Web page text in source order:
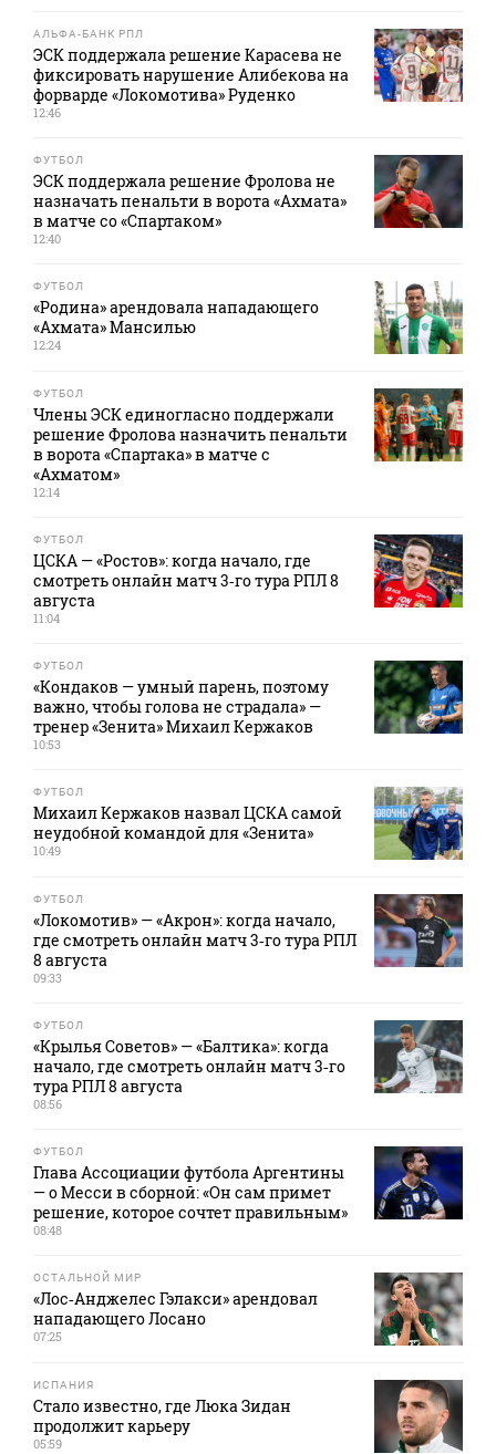
АЛЬФА-БАНК РПЛ
ЭСК поддержала решение Карасева не
фиксировать нарушение Алибекова на
форварде «Локомотива» Руденко
12:46
ФУТБОЛ
ЭСК поддержала решение Фролова не
назначать пенальти в ворота «Ахмата»
в матче со «Спартаком»
12:40
ФУТБОЛ
«Родина» арендовала нападающего
«Ахмата» Мансилью
12:24
ФУТБОЛ
Члены ЭСК единогласно поддержали
решение Фролова назначить пенальти
в ворота «Спартака» в матче с
«Ахматом»
12:14
ФУТБОЛ
ЦСКА — «Ростов»: когда начало, где
смотреть онлайн матч 3‑го тура РПЛ 8
августа
11:04
ФУТБОЛ
«Кондаков — умный парень, поэтому
важно, чтобы голова не страдала» —
тренер «Зенита» Михаил Кержаков
10:53
ФУТБОЛ
Михаил Кержаков назвал ЦСКА самой
неудобной командой для «Зенита»
10:49
ФУТБОЛ
«Локомотив» — «Акрон»: когда начало,
где смотреть онлайн матч 3‑го тура РПЛ
8 августа
09:33
ФУТБОЛ
«Крылья Советов» — «Балтика»: когда
начало, где смотреть онлайн матч 3‑го
тура РПЛ 8 августа
08:56
ФУТБОЛ
Глава Ассоциации футбола Аргентины
— о Месси в сборной: «Он сам примет
решение, которое сочтет правильным»
08:48
ОСТАЛЬНОЙ МИР
«Лос‑Анджелес Гэлакси» арендовал
нападающего Лосано
07:25
ИСПАНИЯ
Стало известно, где Люка Зидан
продолжит карьеру
05:59